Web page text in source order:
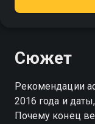
Сюжет
Рекомендации
2016 года и
Почему конец